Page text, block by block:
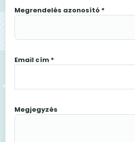
Megrendelés azonosító *
Email cím *
Megjegyzés